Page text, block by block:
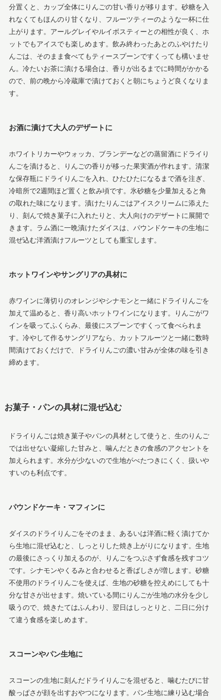
分置くと、カップ全体にりんごの甘い香りが移ります。砂糖を入
れなくてもほんのり甘くなり、フルーツティーのような一杯に仕
上がります。アールグレイやルイボスティーとの相性が良く、ホ
ットでもアイスでも楽しめます。飲み終わったあとのふやけたり
んごは、そのまま食べてもティースプーンですくっても構いませ
ん。冷たいお茶に漬ける場合は、香りが出るまでに時間がかかる
ので、前の晩から冷蔵庫で漬けておくと朝にちょうど良くなりま
す。
お酒に漬けて大人のデザートに
ホワイトリカーやウォッカ、ブランデーなどの蒸留酒にドライり
んごを漬けると、りんごの香りが移った果実酒が作れます。清潔
な保存瓶にドライりんごを入れ、ひたひたになるまで酒を注ぎ、
冷暗所で2週間ほど置くと飲み頃です。氷砂糖を少量加えると角
の取れた味になります。漬けたりんごはアイスクリームに添えた
り、刻んで焼き菓子に入れたりと、大人向けのデザートに展開で
きます。ラム酒に一晩漬けたダイスは、パウンドケーキの生地に
混ぜ込む洋酒漬けフルーツとしても重宝します。
ホットワインやサングリアの具材に
赤ワインに薄切りのオレンジやシナモンと一緒にドライりんごを
加えて温めると、香り高いホットワインになります。りんごがワ
インを吸ってふくらみ、最後にスプーンですくって食べられま
す。冷やして作るサングリアなら、カットフルーツと一緒に数時
間漬けておくだけで、ドライりんごの濃い甘みが全体の味を引き
締めます。
お菓子・パンの具材に混ぜ込む
ドライりんごは焼き菓子やパンの具材として使うと、生のりんご
では出せない凝縮した甘みと、噛んだときの食感のアクセントを
加えられます。水分が少ないので生地がべたつきにくく、扱いや
すいのも利点です。
パウンドケーキ・マフィンに
ダイスのドライりんごをそのまま、あるいは洋酒に軽く漬けてか
ら生地に混ぜ込むと、しっとりした焼き上がりになります。生地
の最後にさっくり加えるのが、りんごをつぶさず食感を残すコツ
です。シナモンやくるみと合わせると香ばしさが増します。砂糖
不使用のドライりんごを使えば、生地の砂糖を控えめにしても十
分な甘さが出せます。焼いている間にりんごが生地の水分を少し
吸うので、焼きたてはふんわり、翌日はしっとりと、二日に分け
て違う食感を楽しめます。
スコーンやパン生地に
スコーンの生地に刻んだドライりんごを混ぜると、噛むたびに甘
酸っぱさが顔を出すおやつになります。パン生地に練り込む場合